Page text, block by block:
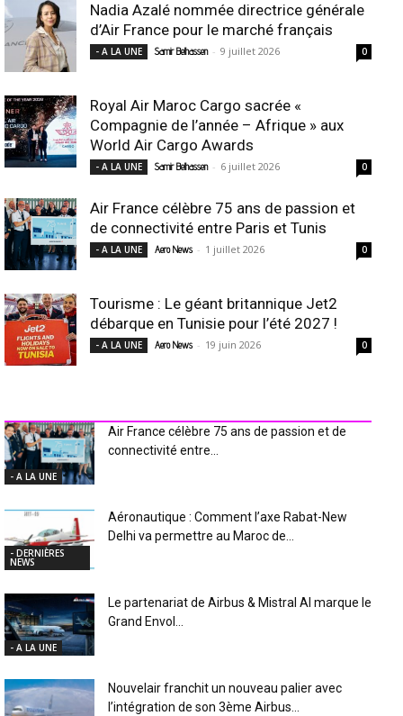
Nadia Azalé nommée directrice générale
d’Air France pour le marché français
- A LA UNE Samir Belhassen - 9 juillet 2026 0
Royal Air Maroc Cargo sacrée «
Compagnie de l’année – Afrique » aux
World Air Cargo Awards
- A LA UNE Samir Belhassen - 6 juillet 2026 0
Air France célèbre 75 ans de passion et
de connectivité entre Paris et Tunis
- A LA UNE Aero News - 1 juillet 2026 0
Tourisme : Le géant britannique Jet2
débarque en Tunisie pour l’été 2027 !
- A LA UNE Aero News - 19 juin 2026 0
- A LA UNE
Air France célèbre 75 ans de passion et de
connectivité entre...
- DERNIÈRES
NEWS
Aéronautique : Comment l’axe Rabat-New
Delhi va permettre au Maroc de...
- A LA UNE
Le partenariat de Airbus & Mistral AI marque le
Grand Envol...
Nouvelair franchit un nouveau palier avec
l’intégration de son 3ème Airbus...